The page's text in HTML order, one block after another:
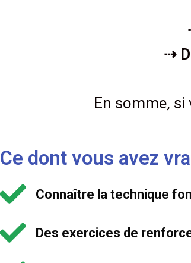
⇢
En somme, si
Ce dont vous avez
Connaître la technique
Des exercices de